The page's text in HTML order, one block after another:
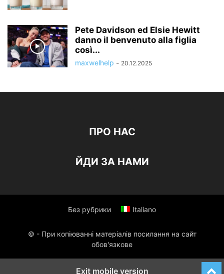
Pete Davidson ed Elsie Hewitt
danno il benvenuto alla figlia
così...
maxwelhelp - 20.12.2025
ПРО НАС
ЙДИ ЗА НАМИ
Без рубрики Italiano
© - При копіюванні матеріалів посилання на сайт
обов'язкове
Exit mobile version